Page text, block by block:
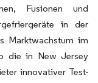
Fusionen und
in der
Marktwachstum im
die in New Jersey
innovativer Test-